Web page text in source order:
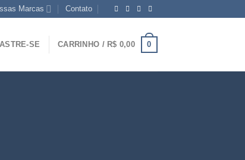
Marcas Contato
SE CARRINHO / R$ 0,00 0